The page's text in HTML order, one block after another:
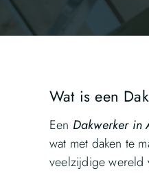
Wat is een
Een Dakwerker in
wat met daken te
veelzijdige wereld